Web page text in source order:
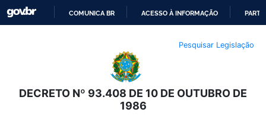
O
CONTEÚDO
COMUNICA BR ACESSO À INFORMAÇÃO
Pesquisar Legislação
DECRETO Nº 93.408 DE 10 DE OUTUBRO DE
1986